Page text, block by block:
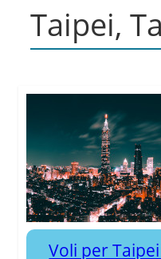
Taipei,
Voli per Taipei